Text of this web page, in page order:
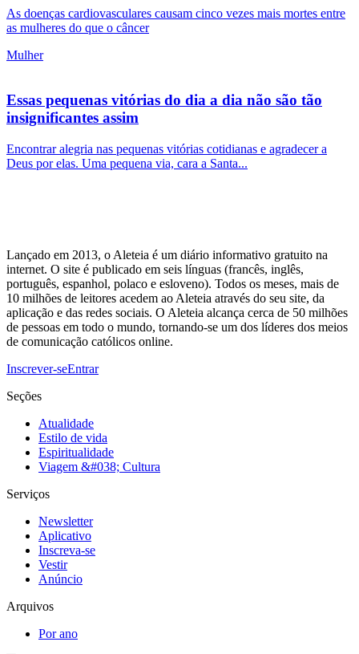
As doenças cardiovasculares causam cinco vezes mais mortes entre
as mulheres do que o câncer
Mulher
Essas pequenas vitórias do dia a dia não são tão
insignificantes assim
Encontrar alegria nas pequenas vitórias cotidianas e agradecer a
Deus por elas. Uma pequena via, cara a Santa...
Lançado em 2013, o Aleteia é um diário informativo gratuito na
internet. O site é publicado em seis línguas (francês, inglês,
português, espanhol, polaco e esloveno). Todos os meses, mais de
10 milhões de leitores acedem ao Aleteia através do seu site, da
aplicação e das redes sociais. O Aleteia alcança cerca de 50 milhões
de pessoas em todo o mundo, tornando-se um dos líderes dos meios
de comunicação católicos online.
Inscrever-seEntrar
Seções
Atualidade
Estilo de vida
Espiritualidade
Viagem &#038; Cultura
Serviços
Newsletter
Aplicativo
Inscreva-se
Vestir
Anúncio
Arquivos
Por ano